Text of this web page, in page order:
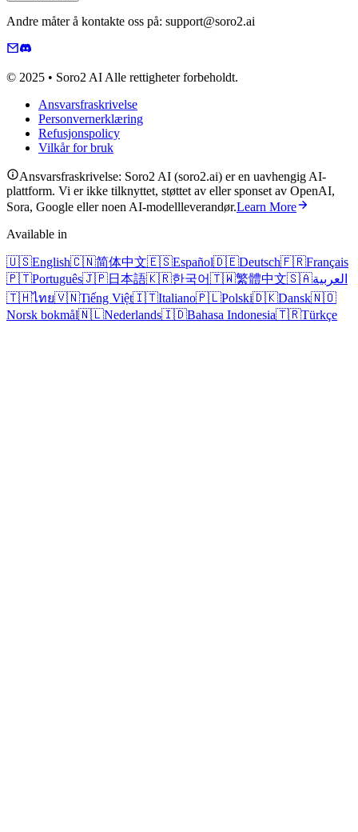
Andre måter å kontakte oss på: support@soro2.ai
© 2025 • Soro2 AI Alle rettigheter forbeholdt.
Ansvarsfraskrivelse
Personvernerklæring
Refusjonspolicy
Vilkår for bruk
Ansvarsfraskrivelse: Soro2 AI (soro2.ai) er en uavhengig AI-
plattform. Vi er ikke tilknyttet, støttet av eller sponset av OpenAI,
Sora, Google eller noen AI-modellleverandør.Learn More
Available in
🇺🇸English🇨🇳简体中文🇪🇸Español🇩🇪Deutsch🇫🇷Français
🇵🇹Português🇯🇵日本語🇰🇷한국어🇹🇼繁體中文🇸🇦العربية
🇹🇭ไทย🇻🇳Tiếng Việt🇮🇹Italiano🇵🇱Polski🇩🇰Dansk🇳🇴
Norsk bokmål🇳🇱Nederlands🇮🇩Bahasa Indonesia🇹🇷Türkçe